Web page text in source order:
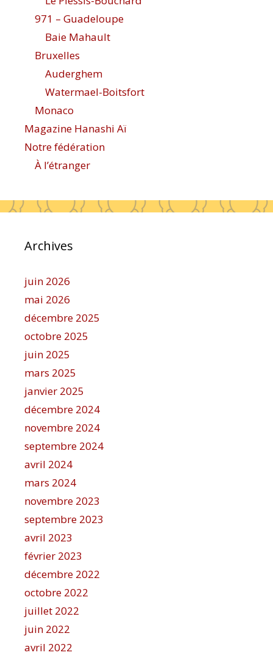
971 – Guadeloupe
Baie Mahault
Bruxelles
Auderghem
Watermael-Boitsfort
Monaco
Magazine Hanashi Aï
Notre fédération
À l’étranger
Archives
juin 2026
mai 2026
décembre 2025
octobre 2025
juin 2025
mars 2025
janvier 2025
décembre 2024
novembre 2024
septembre 2024
avril 2024
mars 2024
novembre 2023
septembre 2023
avril 2023
février 2023
décembre 2022
octobre 2022
juillet 2022
juin 2022
avril 2022